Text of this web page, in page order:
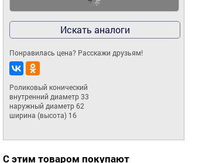
Искать аналоги
Понравилась цена? Расскажи друзьям!
Роликовый конический
внутренний диаметр 33
наружный диаметр 62
ширина (высота) 16
С этим товаром покупают